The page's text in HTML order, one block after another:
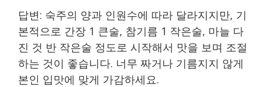
답변: 숙주의 양과 인원수에 따라 달라지지만, 기
본적으로 간장 1 큰술, 참기름 1 작은술, 마늘 다
진 것 반 작은술 정도로 시작해서 맛을 보며 조절
하는 것이 좋습니다. 너무 짜거나 기름지지 않게
본인 입맛에 맞게 가감하세요.